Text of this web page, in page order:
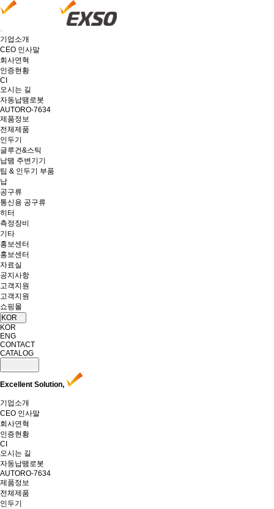
기업소개
CEO 인사말
회사연혁
인증현황
CI
오시는 길
자동납땜로봇
AUTORO-7634
제품정보
전체제품
인두기
글루건&스틱
납땜 주변기기
팁 & 인두기 부품
납
공구류
통신용 공구류
히터
측정장비
기타
홍보센터
홍보센터
자료실
공지사항
고객지원
고객지원
쇼핑몰
KOR
KOR
ENG
CONTACT
CATALOG
Excellent Solution,
기업소개
CEO 인사말
회사연혁
인증현황
CI
오시는 길
자동납땜로봇
AUTORO-7634
제품정보
전체제품
인두기